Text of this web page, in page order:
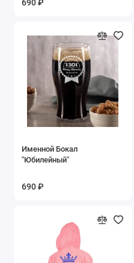
690 ₽
Именной Бокал
"Юбилейный"
690 ₽